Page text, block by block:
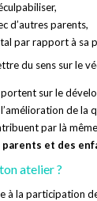
d’autres parents,
par rapport à sa
du sens sur le
portent sur le
de la
par là
parents et des
atelier ?
à la participation